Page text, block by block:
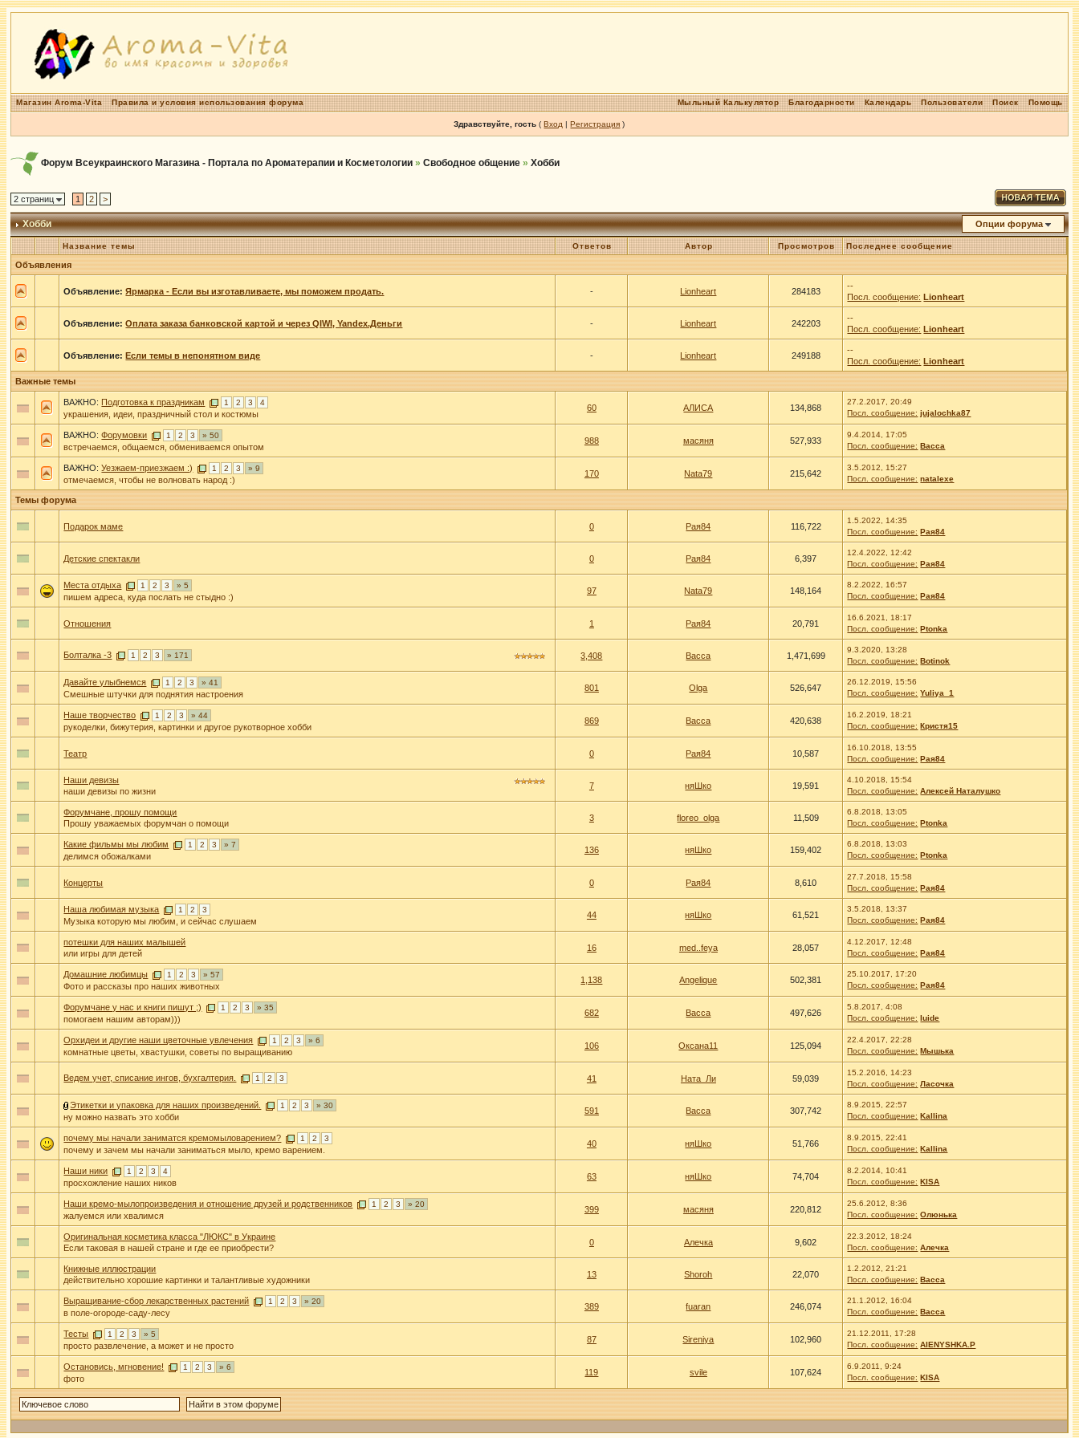
Магазин Aroma-Vita Правила и условия использования форума Помощь
Поиск
Пользователи
Календарь
Благодарности
Мыльный Калькулятор
Здравствуйте, гость (Вход |Регистрация )
Форум Всеукраинского Магазина - Портала по Ароматерапии и Косметологии »Свободное общение »Хобби
2 страниц 1 2 >
Хобби Опции форума
Название темы Ответов Автор Просмотров Последнее сообщение
Объявления
Объявление:Ярмарка - Если вы изготавливаете, мы поможем продать. - Lionheart 284183
--
Посл. сообщение: Lionheart
Объявление:Оплата заказа банковской картой и через QIWI, Yandex.Деньги - Lionheart 242203
--
Посл. сообщение: Lionheart
Объявление:Если темы в непонятном виде - Lionheart 249188
--
Посл. сообщение: Lionheart
Важные темы
ВАЖНО: Подготовка к праздникам 1 2 3 4
украшения, идеи, праздничный стол и костюмы
60 АЛИСА 134,868
27.2.2017, 20:49
Посл. сообщение: jujalochka87
ВАЖНО:Форумовки 1 2 3 » 50
встречаемся, общаемся, обмениваемся опытом
988 масяня 527,933
9.4.2014, 17:05
Посл. сообщение: Васса
ВАЖНО:Уезжаем-приезжаем :) 1 2 3 » 9
отмечаемся, чтобы не волновать народ :)
170 Nata79 215,642
3.5.2012, 15:27
Посл. сообщение: natalexe
Темы форума
Подарок маме 0 Рая84 116,722
1.5.2022, 14:35
Посл. сообщение: Рая84
Детские спектакли 0 Рая84 6,397
12.4.2022, 12:42
Посл. сообщение: Рая84
Места отдыха 1 2 3 » 5
пишем адреса, куда послать не стыдно :)
97 Nata79 148,164
8.2.2022, 16:57
Посл. сообщение: Рая84
Отношения 1 Рая84 20,791
16.6.2021, 18:17
Посл. сообщение: Ptonka
Болталка -3 1 2 3 » 171 3,408 Васса 1,471,699
9.3.2020, 13:28
Посл. сообщение: Botinok
Давайте улыбнемся 1 2 3 » 41
Смешные штучки для поднятия настроения
801 Olga 526,647
26.12.2019, 15:56
Посл. сообщение: Yuliya_1
Наше творчество 1 2 3 » 44
рукоделки, бижутерия, картинки и другое рукотворное хобби
869 Васса 420,638
16.2.2019, 18:21
Посл. сообщение: Кристя15
Театр 0 Рая84 10,587
16.10.2018, 13:55
Посл. сообщение: Рая84
Наши девизы
наши девизы по жизни
7 няШко 19,591
4.10.2018, 15:54
Посл. сообщение: Алексей Наталушко
Форумчане, прошу помощи
Прошу уважаемых форумчан о помощи
3 floreo_olga 11,509
6.8.2018, 13:05
Посл. сообщение: Ptonka
Какие фильмы мы любим 1 2 3 » 7
делимся обожалками
136 няШко 159,402
6.8.2018, 13:03
Посл. сообщение: Ptonka
Концерты 0 Рая84 8,610
27.7.2018, 15:58
Посл. сообщение: Рая84
Наша любимая музыка 1 2 3
Музыка которую мы любим, и сейчас слушаем
44 няШко 61,521
3.5.2018, 13:37
Посл. сообщение: Рая84
потешки для наших малышей
или игры для детей
16 med..feya 28,057
4.12.2017, 12:48
Посл. сообщение: Рая84
Домашние любимцы 1 2 3 » 57
Фото и рассказы про наших животных
1,138 Angelique 502,381
25.10.2017, 17:20
Посл. сообщение: Рая84
Форумчане у нас и книги пишут ;) 1 2 3 » 35
помогаем нашим авторам)))
682 Васса 497,626
5.8.2017, 4:08
Посл. сообщение: luide
Орхидеи и другие наши цветочные увлечения 1 2 3 » 6
комнатные цветы, хвастушки, советы по выращиванию
106 Оксана11 125,094
22.4.2017, 22:28
Посл. сообщение: Мышька
Ведем учет, списание ингов, бухгалтерия. 1 2 3 41 Ната_Ли 59,039
15.2.2016, 14:23
Посл. сообщение: Ласочка
Этикетки и упаковка для наших произведений. 1 2 3 » 30
ну можно назвать это хобби
591 Васса 307,742
8.9.2015, 22:57
Посл. сообщение: Kallina
почему мы начали заниматся кремомыловарением? 1 2 3
почему и зачем мы начали заниматься мыло, кремо варением.
40 няШко 51,766
8.9.2015, 22:41
Посл. сообщение: Kallina
Наши ники 1 2 3 4
просхожление наших ников
63 няШко 74,704
8.2.2014, 10:41
Посл. сообщение: KISA
Наши кремо-мылопроизведения и отношение друзей и родственников 1 2 3 » 20
жалуемся или хвалимся
399 масяня 220,812
25.6.2012, 8:36
Посл. сообщение: Олюнька
Оригинальная косметика класса "ЛЮКС" в Украине
Если таковая в нашей стране и где ее приобрести?
0 Алечка 9,602
22.3.2012, 18:24
Посл. сообщение: Алечка
Книжные иллюстрации
действительно хорошие картинки и талантливые художники
13 Shoroh 22,070
1.2.2012, 21:21
Посл. сообщение: Васса
Выращивание-сбор лекарственных растений 1 2 3 » 20
в поле-огороде-саду-лесу
389 fuaran 246,074
21.1.2012, 16:04
Посл. сообщение: Васса
Тесты 1 2 3 » 5
просто развлечение, а может и не просто
87 Sireniya 102,960
21.12.2011, 17:28
Посл. сообщение: AIENYSHKA.P
Остановись, мгновение! 1 2 3 » 6
фото
119 svile 107,624
6.9.2011, 9:24
Посл. сообщение: KISA